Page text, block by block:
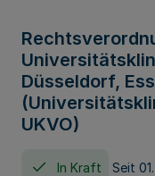
Düsseldorf,
UKVO)
In Kraft Seit